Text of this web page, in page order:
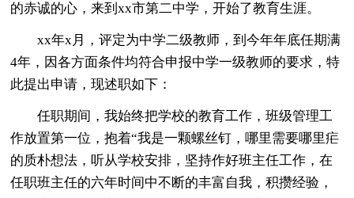
的赤诚的心，来到xx市第二中学，开始了教育生涯。
xx年x月，评定为中学二级教师，到今年年底任期满
4年，因各方面条件均符合申报中学一级教师的要求，特
此提出申请，现述职如下：
任职期间，我始终把学校的教育工作，班级管理工
作放置第一位，抱着“我是一颗螺丝钉，哪里需要哪里疟
的质朴想法，听从学校安排，坚持作好班主任工作，在
任职班主任的六年时间中不断的丰富自我，积攒经验，